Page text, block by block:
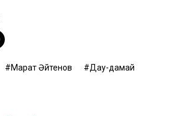
Марат Әйтенов
Дау-дамай